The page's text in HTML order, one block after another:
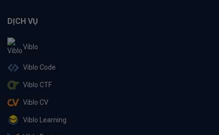
DỊCH VỤ
Viblo
Viblo Code
Viblo CTF
Viblo CV
Viblo Learning